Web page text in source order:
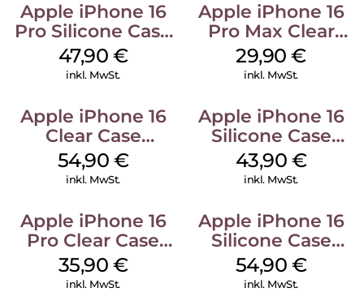
Apple iPhone 16
Pro Silicone Case
MagSafe Denim
47,90 €
inkl. MwSt.
Apple iPhone 16
Pro Max Clear
Case MagSafe
Transparent
29,90€
inkl. MwSt.
Apple iPhone 16
Clear Case
MagSafe
Transparent
54,90 €
inkl. MwSt.
Apple iPhone 16
Silicone Case
MagSafe Plum
43,90 €
inkl. MwSt.
Apple iPhone 16
Pro Clear Case
MagSafe
Transparent
35,90 €
inkl. MwSt.
Apple iPhone 16
Silicone Case
MagSafe Black
54,90 €
inkl. MwSt.